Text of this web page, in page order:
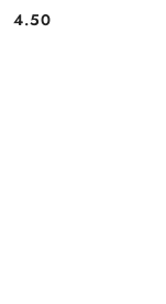
Cena:
4.50